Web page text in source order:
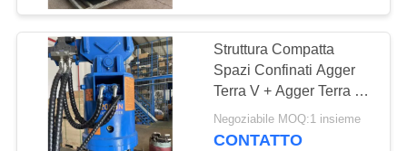
PRIVACY
POLICY
Guida di 360 gradi
15
Struttura Compatta
Spazi Confinati Agger
Terra V + Agger Terra +
Basso Rumore Eco-
Friendly Operation Per
Negoziabile MOQ:1 insieme
CONTATTO